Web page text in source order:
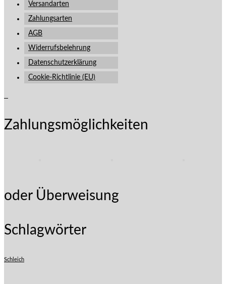
Versandarten
Zahlungsarten
AGB
Widerrufsbelehrung
Datenschutzerklärung
Cookie-Richtlinie (EU)
Zahlungsmöglichkeiten
oder Überweisung
Schlagwörter
Schleich